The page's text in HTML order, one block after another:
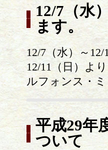
12/7（水
ます。
12/7（水）～
12/11（日）よ
ルフォンス・
平成29年
ついて